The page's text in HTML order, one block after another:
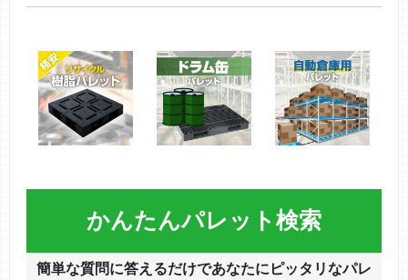
かんたんパレット検索
簡単な質問に答えるだけであなたにピッタリなパレ